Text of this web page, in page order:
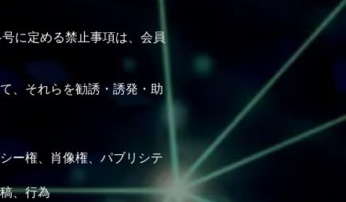
に定める禁⽌事項は、会員
、それらを勧誘・誘発・助
ー権、肖像権、パブリシテ
、⾏為